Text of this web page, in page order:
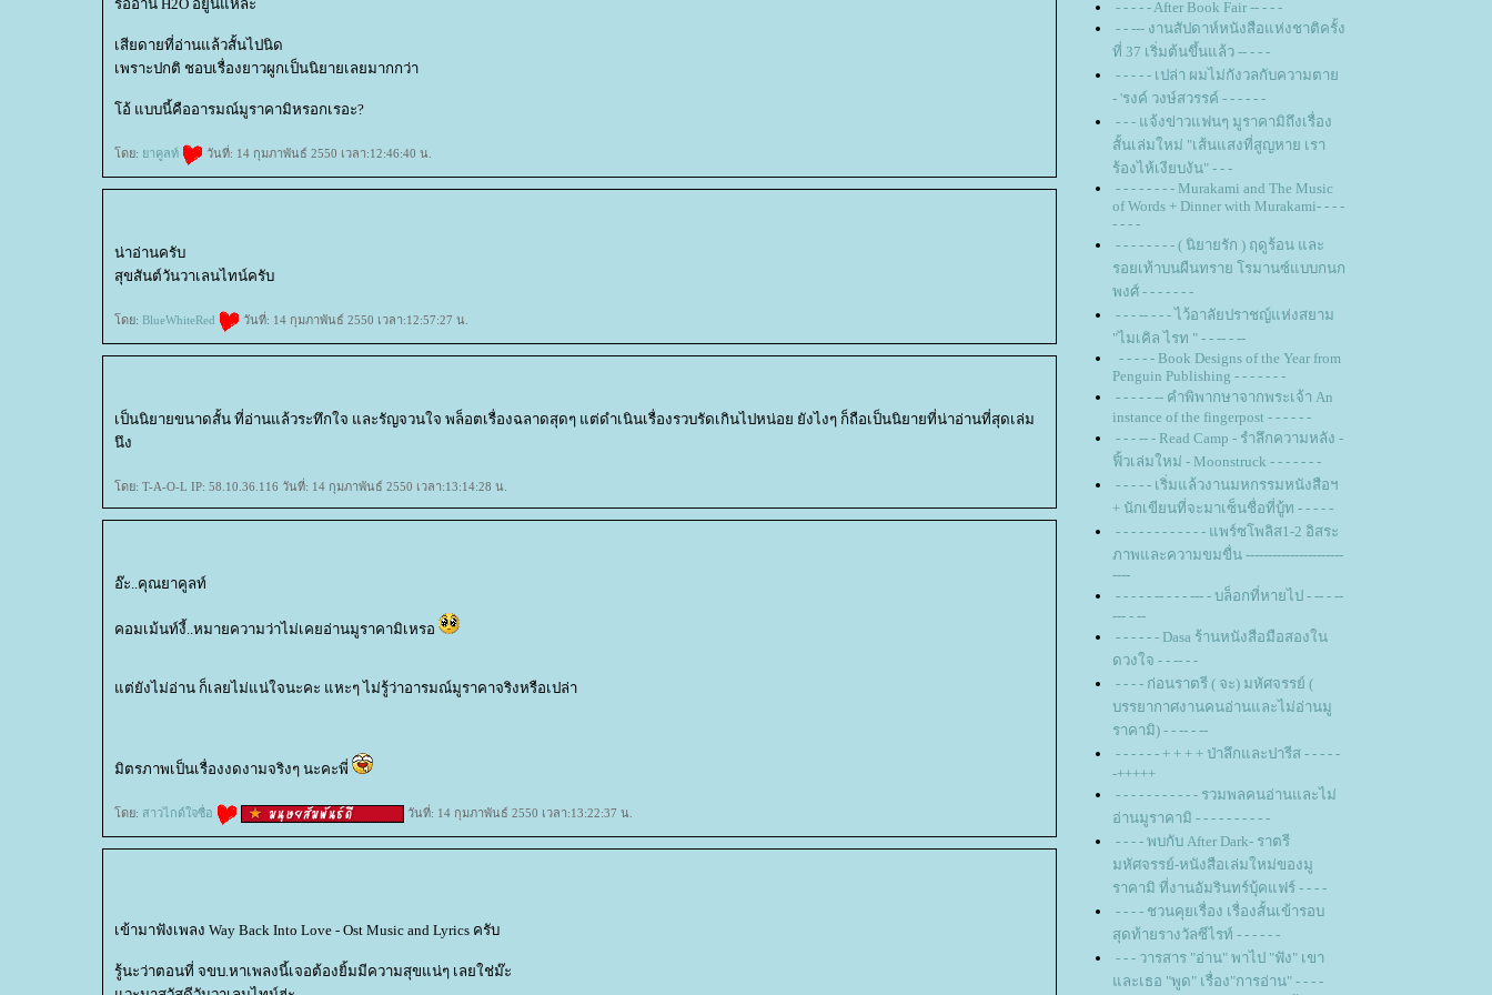
รออ่าน H2O อยู่นี่แหล่ะ
เสียดายที่อ่านแล้วสั้นไปนิด
เพราะปกติ ชอบเรื่องยาวผูกเป็นนิยายเลยมากกว่า
อ้ แบบนี้คืออารมณ์มูราคามิหรอกเรอะ?
ดย: าคูลท์ วันที่: 14 กุมภาพันธ์ 2550 เวลา:12:46:40 น.
น่าอ่านครับ
สุขสันต์วันวาเลนไทน์ครับ
ดย: BlueWhiteRed วันที่: 14 กุมภาพันธ์ 2550 เวลา:12:57:27 น.
เป็นนิยายขนาดสั้น ที่อ่านแล้วระทึกใจ และรัญจวนใจ พล็อตเรื่องฉลาดสุดๆ แต่ดำเนินเรื่องรวบรัดเกินไปหน่อย ยังไงๆ ก็ถือเป็นนิยายที่น่าอ่านที่สุดเล่ม
นึง
ดย: T-A-O-L IP: 58.10.36.116 วันที่: 14 กุมภาพันธ์ 2550 เวลา:13:14:28 น.
อ๊ะ..คุณยาคูลท์
คอมเม้นท์งี้..หมายความว่าไม่เคยอ่านมูราคามิเหรอ
ต่ยังไม่อ่าน ก็เลยไม่แน่ใจนะคะ แหะๆ ไม่รู้ว่าอารมณ์มูราคาจริงหรือเปล่า
มิตรภาพเป็นเรื่องงดงามจริงๆ นะคะพี่
ดย: สาวไกด์ใจซื่อ วันที่: 14 กุมภาพันธ์ 2550 เวลา:13:22:37 น.
เข้ามาฟังเพลง Way Back Into Love - Ost Music and Lyrics ครับ
รู้นะว่าตอนที่ จขบ.หาเพลงนี้เจอต้องยิ้มมีความสุขแน่ๆ เลยใช่ม๊ะ
- - - - - After Book Fair -- - - -
- - --- งานสัปดาห์หนังสือแห่งชาติครั้ง
ที่ 37 เริ่มต้นขึ้นแล้ว -- - - -
- - - - - เปล่า ผมไม่กังวลกับความตา
- 'รงค์ วงษ์สวรรค์ - - - - - -
- - - แจ้งข่าวแฟนๆ มูราคามิถึงเรื่อง
สั้นเล่มใหม่ "เส้นแสงที่สูญหาย เรา
ร้องไห้เงียบงัน" - - -
- - - - - - - - Murakami and The Music
of Words + Dinner with Murakami- - - -
- - - -
- - - - - - - - ( นิยายรัก ) ฤดูร้อน และ
รอยเท้าบนผืนทราย โรมานซ์แบบกนก
พงศ์ - - - - - - -
- - - -- - - - ไว้อาลัยปราชญ์แห่งสยาม
"ไมเคิล ไรท " - - -- - --
- - - - - Book Designs of the Year from
Penguin Publishing - - - - - - -
- - - - - -- คำพิพากษาจากพระเจ้า An
instance of the fingerpost - - - - - -
- - - -- - Read Camp - รำลึกความหลัง -
ฟิ้วเล่มใหม่ - Moonstruck - - - - - - -
- - - - - เริ่มแล้วงานมหกรรมหนังสือฯ
+ นักเขียนที่จะมาเซ็นชื่อที่บู้ท - - - - -
- - - - - - - - - - - - แพร์ซโพลิส1-2 อิสระ
ภาพและความขมขื่น ----------------------
----
- - - - - -- - - - --- - บล็อกที่หายไป - -- - --
--- - --
- - - - - - Dasa ร้านหนังสือมือสองใน
ดวงใจ - - -- - -
- - - - ก่อนราตรี ( จะ) มหัศจรรย์ (
บรรยากาศงานคนอ่านและไม่อ่านมู
ราคามิ) - - -- - --
- - - - - - + + + + ป่าลึกและปารีส - - - - -
-+++++
- - - - - - - - - - - รวมพลคนอ่านและไม่
อ่านมูราคามิ - - - - - - - - - -
- - - - พบกับ After Dark- ราตรี
มหัศจรรย์-หนังสือเล่มใหม่ของมู
ราคามิ ที่งานอัมรินทร์บุ้คแฟร์ - - - -
- - - - ชวนคุยเรื่อง เรื่องสั้นเข้ารอบ
สุดท้ายรางวัลซีไรท์ - - - - - -
- - - วารสาร "อ่าน" พาไป "ฟัง" เขา
ละเธอ "พูด" เรื่อง"การอ่าน" - - - -